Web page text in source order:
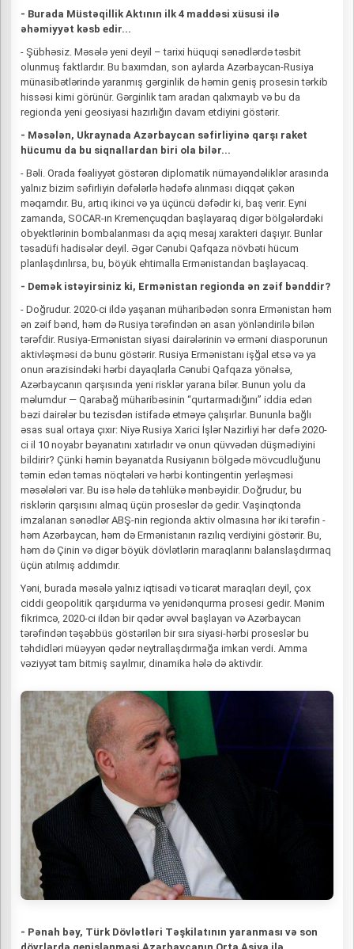
- Burada Müstəqillik Aktının ilk 4 maddəsi xüsusi ilə
əhəmiyyət kəsb edir...
- Şübhəsiz. Məsələ yeni deyil – tarixi hüquqi sənədlərdə təsbit
olunmuş faktlardır. Bu baxımdan, son aylarda Azərbaycan-Rusiya
münasibətlərində yaranmış gərginlik də həmin geniş prosesin tərkib
hissəsi kimi görünür. Gərginlik tam aradan qalxmayıb və bu da
regionda yeni geosiyasi hazırlığın davam etdiyini göstərir.
- Məsələn, Ukraynada Azərbaycan səfirliyinə qarşı raket
hücumu da bu siqnallardan biri ola bilər...
- Bəli. Orada fəaliyyət göstərən diplomatik nümayəndəliklər arasında
yalnız bizim səfirliyin dəfələrlə hədəfə alınması diqqət çəkən
məqamdır. Bu, artıq ikinci və ya üçüncü dəfədir ki, baş verir. Eyni
zamanda, SOCAR-ın Kremençuqdan başlayaraq digər bölgələrdəki
obyektlərinin bombalanması da açıq mesaj xarakteri daşıyır. Bunlar
təsadüfi hadisələr deyil. Əgər Cənubi Qafqaza növbəti hücum
planlaşdırılırsa, bu, böyük ehtimalla Ermənistandan başlayacaq.
- Demək istəyirsiniz ki, Ermənistan regionda ən zəif bənddir?
- Doğrudur. 2020-ci ildə yaşanan müharibədən sonra Ermənistan həm
ən zəif bənd, həm də Rusiya tərəfindən ən asan yönləndirilə bilən
tərəfdir. Rusiya-Ermənistan siyasi dairələrinin və erməni diasporunun
aktivləşməsi də bunu göstərir. Rusiya Ermənistanı işğal etsə və ya
onun ərazisindəki hərbi dayaqlarla Cənubi Qafqaza yönəlsə,
Azərbaycanın qarşısında yeni risklər yarana bilər. Bunun yolu da
məlumdur — Qarabağ müharibəsinin “qurtarmadığını” iddia edən
bəzi dairələr bu tezisdən istifadə etməyə çalışırlar. Bununla bağlı
əsas sual ortaya çıxır: Niyə Rusiya Xarici İşlər Nazirliyi hər dəfə 2020-
ci il 10 noyabr bəyanatını xatırladır və onun qüvvədən düşmədiyini
bildirir? Çünki həmin bəyanatda Rusiyanın bölgədə mövcudluğunu
təmin edən təmas nöqtələri və hərbi kontingentin yerləşməsi
məsələləri var. Bu isə hələ də təhlükə mənbəyidir. Doğrudur, bu
risklərin qarşısını almaq üçün proseslər də gedir. Vaşinqtonda
imzalanan sənədlər ABŞ-nin regionda aktiv olmasına hər iki tərəfin -
həm Azərbaycan, həm də Ermənistanın razılıq verdiyini göstərir. Bu,
həm də Çinin və digər böyük dövlətlərin maraqlarını balanslaşdırmaq
üçün atılmış addımdır.
Yəni, burada məsələ yalnız iqtisadi və ticarət maraqları deyil, çox
ciddi geopolitik qarşıdurma və yenidənqurma prosesi gedir. Mənim
fikrimcə, 2020-ci ildən bir qədər əvvəl başlayan və Azərbaycan
tərəfindən təşəbbüs göstərilən bir sıra siyasi-hərbi proseslər bu
təhdidləri müəyyən qədər neytrallaşdırmağa imkan verdi. Amma
vəziyyət tam bitmiş sayılmır, dinamika hələ də aktivdir.
- Pənah bəy, Türk Dövlətləri Təşkilatının yaranması və son